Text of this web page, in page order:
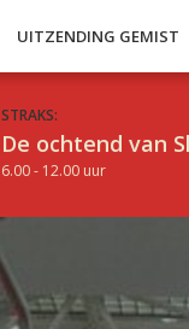
UITZENDING GEMIST
STRAKS:
De ochtend van
6.00 - 12.00 uur